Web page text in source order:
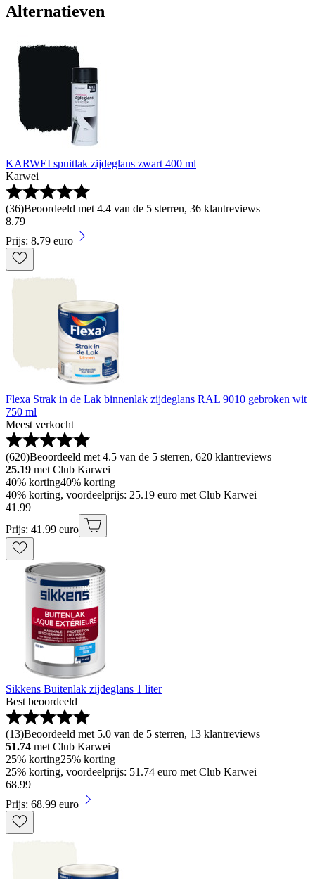
Alternatieven
KARWEI spuitlak zijdeglans zwart 400 ml
Karwei
(36)Beoordeeld met 4.4 van de 5 sterren, 36 klantreviews
8.79
Prijs: 8.79 euro
Flexa Strak in de Lak binnenlak zijdeglans RAL 9010 gebroken wit
750 ml
Meest verkocht
(620)Beoordeeld met 4.5 van de 5 sterren, 620 klantreviews
25.19 met Club Karwei
40% korting40% korting
40% korting, voordeelprijs: 25.19 euro met Club Karwei
41 .99
Prijs: 41.99 euro
Sikkens Buitenlak zijdeglans 1 liter
Best beoordeeld
(13)Beoordeeld met 5.0 van de 5 sterren, 13 klantreviews
51.74 met Club Karwei
25% korting25% korting
25% korting, voordeelprijs: 51.74 euro met Club Karwei
68.99
Prijs: 68.99 euro